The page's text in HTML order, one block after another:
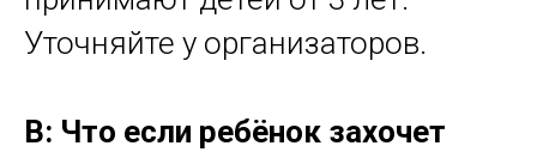
Уточняйте у организаторов.
В: Что если ребёнок захочет